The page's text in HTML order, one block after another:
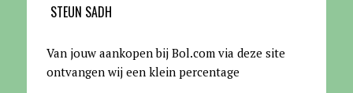
STEUN SADH
Van jouw aankopen bij Bol.com via deze site
ontvangen wij een klein percentage